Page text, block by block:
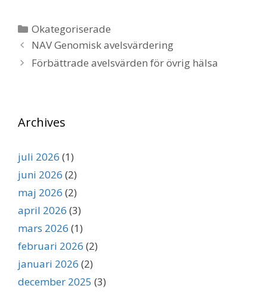
Kategorier
Okategoriserade
NAV Genomisk avelsvärdering
Förbättrade avelsvärden för övrig hälsa
Archives
juli 2026 (1)
juni 2026 (2)
maj 2026 (2)
april 2026 (3)
mars 2026 (1)
februari 2026 (2)
januari 2026 (2)
december 2025 (3)